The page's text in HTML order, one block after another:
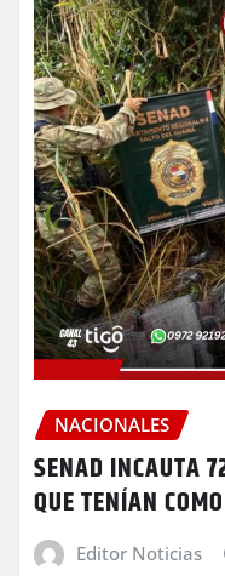
NACIONALES
SENAD INCAUTA
QUE TENÍAN
Editor Noticias